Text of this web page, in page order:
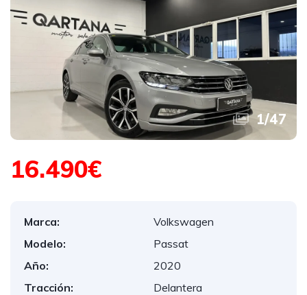
1/47
16.490€
Marca:
Volkswagen
Modelo:
Passat
Año:
2020
Tracción:
Delantera